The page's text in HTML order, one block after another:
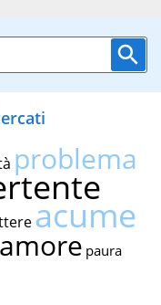
problema
acume
amore paura